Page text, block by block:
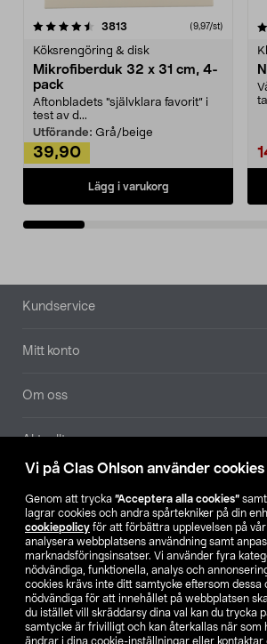
Vi på Clas Ohlson använder cookies
Genom att trycka ”Acceptera alla cookies”
lagrar cookies och andra spårtekniker på din
cookiepolicy för att förbättra upplevelsen på vår
analysera webbplatsens användning samt
marknadsföringsinsatser. Vi använder fyra
nödvändiga, funktionella, analys och
cookies krävs inte ditt samtycke eftersom dessa
nödvändiga för att innehållet på webbplatsen
du istället vill skräddarsy dina val kan du trycka
samtycke är frivilligt och kan återkallas när som
ändrar i dina cookie-inställningar eller kontaktar
3813 (9,97/st)
Köksrengöring & disk
Mikrofiberduk 32 x 31 cm, 4-
pack
Aftonbladets "självklara favorit” i
test av d...
Utförande: Grå/beige
39,90
Lägg i varukorg
4.0av 5 stjärnor
Sidfot
Kundservice
Mitt konto
Om oss
Aktuellt
Hitta butik
SE NO FI